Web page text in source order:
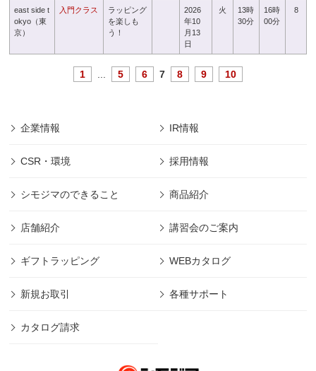
east side t
okyo（東
京）
入門クラス
ラッピング
を楽しも
う！
2026
年10
月13
日
火
13時
30分
16時
00分
8
1 5 6 7 8 9 10
企業情報 IR情報
CSR・環境 採用情報
シモジマのできること 商品紹介
店舗紹介 講習会のご案内
ギフトラッピング WEBカタログ
新規お取引 各種サポート
カタログ請求